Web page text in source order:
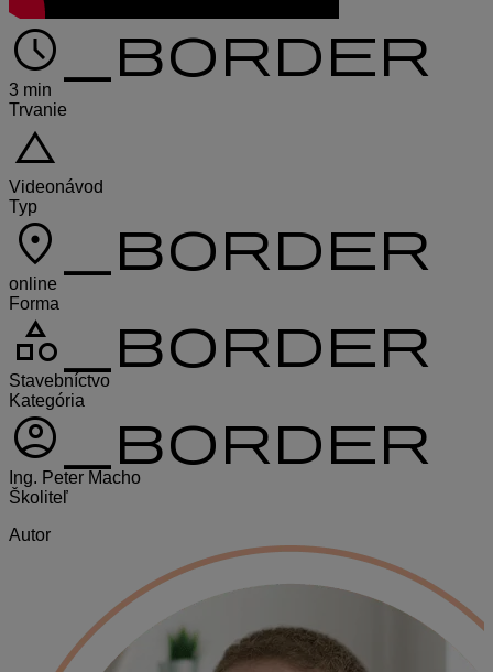
schedule_border
3 min
Trvanie
change_history
Videonávod
Typ
location_on_border
online
Forma
category_border
Stavebníctvo
Kategória
account_circle_border
Ing. Peter Macho
Školiteľ
Autor